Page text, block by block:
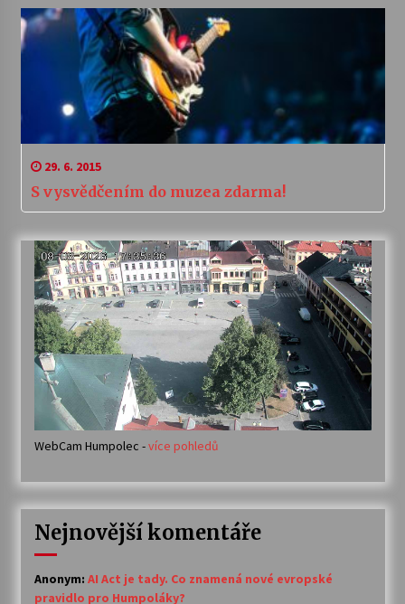
29. 6. 2015
S vysvědčením do muzea zdarma!
WebCam Humpolec -více pohledů
Nejnovější komentáře
Anonym: AI Act je tady. Co znamená nové evropské
pravidlo pro Humpoláky?